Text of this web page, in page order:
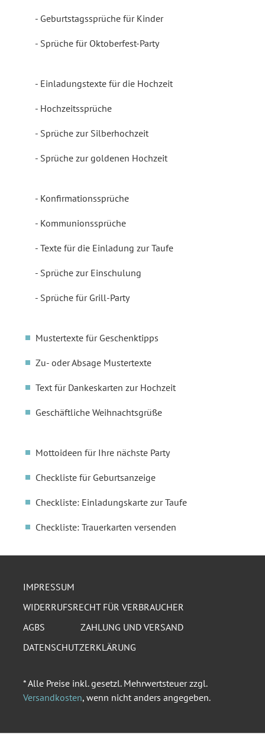
Geburtstagssprüche für Kinder
Sprüche für Oktoberfest-Party
Einladungstexte für die Hochzeit
Hochzeitssprüche
Sprüche zur Silberhochzeit
Sprüche zur goldenen Hochzeit
Konfirmationssprüche
Kommunionssprüche
Texte für die Einladung zur Taufe
Sprüche zur Einschulung
Sprüche für Grill-Party
Mustertexte für Geschenktipps
Zu- oder Absage Mustertexte
Text für Dankeskarten zur Hochzeit
Geschäftliche Weihnachtsgrüße
Mottoideen für Ihre nächste Party
Checkliste für Geburtsanzeige
Checkliste: Einladungskarte zur Taufe
Checkliste: Trauerkarten versenden
IMPRESSUM
WIDERRUFSRECHT FÜR VERBRAUCHER
AGBS
ZAHLUNG UND VERSAND
DATENSCHUTZERKLÄRUNG
* Alle Preise inkl. gesetzl. Mehrwertsteuer zzgl.
Versandkosten, wenn nicht anders angegeben.